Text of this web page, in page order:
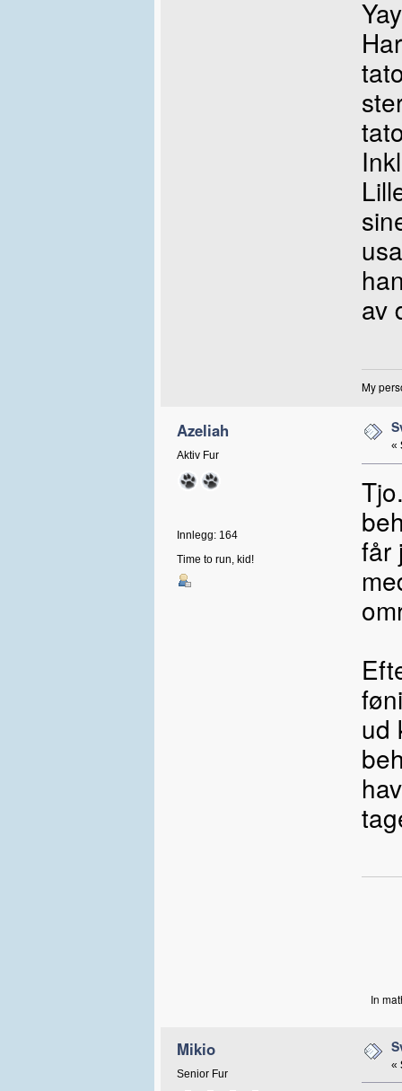
av
My
Azeliah
Aktiv Fur
Innlegg: 164
Time to run, kid!
«
får
ud
In
Mikio
Senior Fur
«